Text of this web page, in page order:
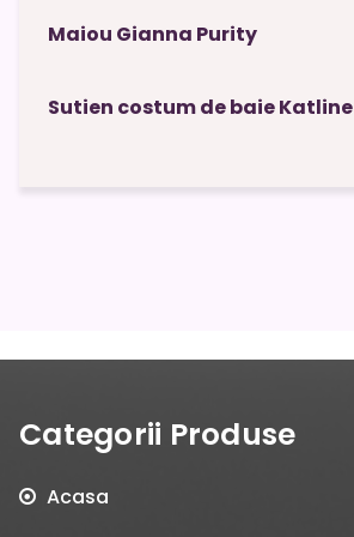
Maiou Gianna Purity
Sutien costum de baie Katline
Categorii Produse
Acasa